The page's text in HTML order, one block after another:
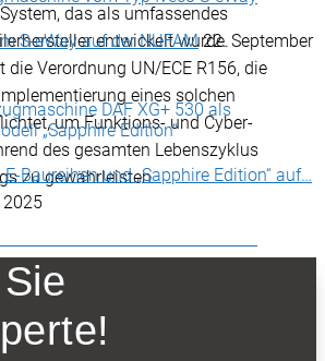
das als umfassendes
entwickelt wurde.
die Verordnung UN/ECE R156, die
eines solchen
um Funktions- und Cyber-
des gesamten Lebenszyklus
zu gewährleisten.
S-eWay auf der NUFAM22. September
Baureihen und „Sapphire Edition“ auf…
2025